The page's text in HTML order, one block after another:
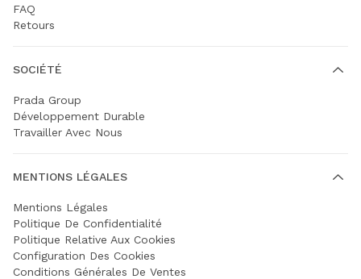
FAQ
Retours
SOCIÉTÉ
Prada Group
Développement Durable
Travailler Avec Nous
MENTIONS LÉGALES
Mentions Légales
Politique De Confidentialité
Politique Relative Aux Cookies
Configuration Des Cookies
Conditions Générales De Ventes